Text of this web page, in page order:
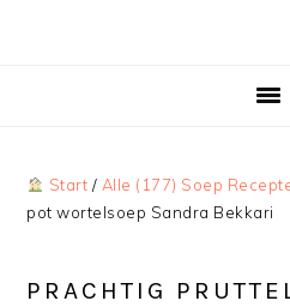
Start / Alle (177) Soep
pot wortelsoep Sandra Bekkari
PRACHTIG